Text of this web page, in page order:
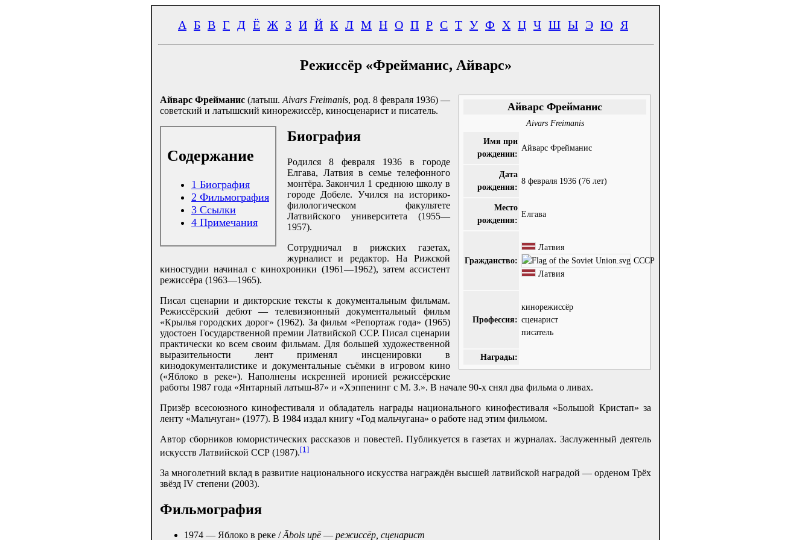
А Б В Г Д Ё Ж З И Й К Л М Н О П Р С Т У Ф Х Ц Ч Ш Ы Э Ю Я
Режиссёр «Фрейманис, Айварс»
Айварс Фрейманис
Aivars Freimanis
Имя при
рождении:
Айварс Фрейманис
Дата
рождения:
8 февраля 1936 (76 лет)
Место
рождения:
Елгава
Гражданство:
Латвия
СССР
Латвия
Профессия:
кинорежиссёр
сценарист
писатель
Награды:
Айварс Фрейманис (латыш.Aivars Freimanis, род. 8 февраля 1936) —
советский и латышский кинорежиссёр, киносценарист и писатель.
Содержание
1 Биография
2 Фильмография
3 Ссылки
4 Примечания
Биография
Родился 8 февраля 1936 в городе
Елгава, Латвия в семье телефонного
монтёра. Закончил 1 среднюю школу в
городе Добеле. Учился на историко-
филологическом факультете
Латвийского университета (1955—
1957).
Сотрудничал в рижских газетах,
журналист и редактор. На Рижской
киностудии начинал с кинохроники (1961—1962), затем ассистент
режиссёра (1963—1965).
Писал сценарии и дикторские тексты к документальным фильмам.
Режиссёрский дебют — телевизионный документальный фильм
«Крылья городских дорог» (1962). За фильм «Репортаж года» (1965)
удостоен Государственной премии Латвийской ССР. Писал сценарии
практически ко всем своим фильмам. Для большей художественной
выразительности лент применял инсценировки в
кинодокументалистике и документальные съёмки в игровом кино
(«Яблоко в реке»). Наполнены искренней иронией режиссёрские
работы 1987 года «Янтарный латыш-87» и «Хэппенинг с М. З.». В начале 90-х снял два фильма о ливах.
Призёр всесоюзного кинофестиваля и обладатель награды национального кинофестиваля «Большой Кристап» за
ленту «Мальчуган» (1977). В 1984 издал книгу «Год мальчугана» о работе над этим фильмом.
Автор сборников юмористических рассказов и повестей. Публикуется в газетах и журналах. Заслуженный деятель
искусств Латвийской ССР (1987).[1]
За многолетний вклад в развитие национального искусства награждён высшей латвийской наградой — орденом Трёх
звёзд IV степени (2003).
Фильмография
1974 — Яблоко в реке /Ābols upē— режиссёр, сценарист